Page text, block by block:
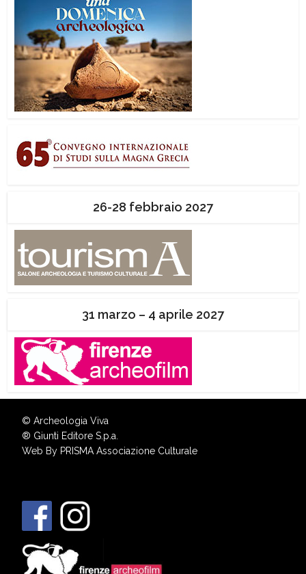
26-28 febbraio 2027
31 marzo – 4 aprile 2027
© Archeologia Viva
® Giunti Editore S.p.a.
Web By PRISMA Associazione Culturale